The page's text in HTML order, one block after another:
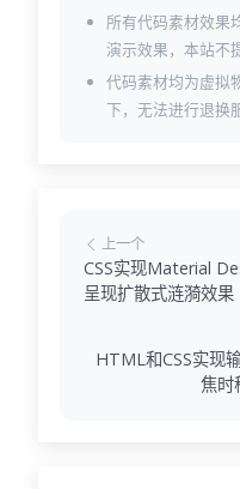
所有代码素材效果
演示效果，本站不
代码素材均为虚拟
下，无法进行退换
上一个
CSS实现Material
呈现扩散式涟漪效果
HTML和CSS实现
焦时